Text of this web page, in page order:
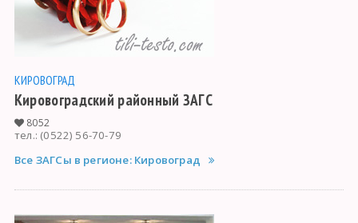
КИРОВОГРАД
Кировоградский районный ЗАГС
8052
тел.: (0522) 56-70-79
Все ЗАГСы в регионе: Кировоград